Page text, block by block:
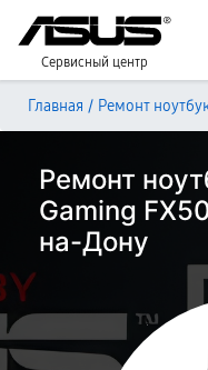
Сервисный центр
Главная / Ремонт
Ремонт
Gaming
на-Дону